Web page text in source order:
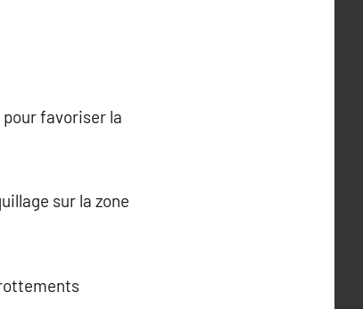
favoriser la
sur la zone